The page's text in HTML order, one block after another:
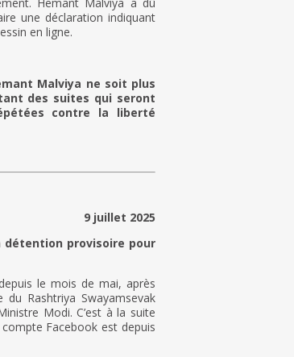
une déclaration indiquant
en ligne.
Malviya ne soit plus
des suites qui seront
contre la liberté
9 juillet 2025
détention provisoire pour
le mois de mai, après
Rashtriya Swayamsevak
Modi. C’est à la suite
compte Facebook est depuis